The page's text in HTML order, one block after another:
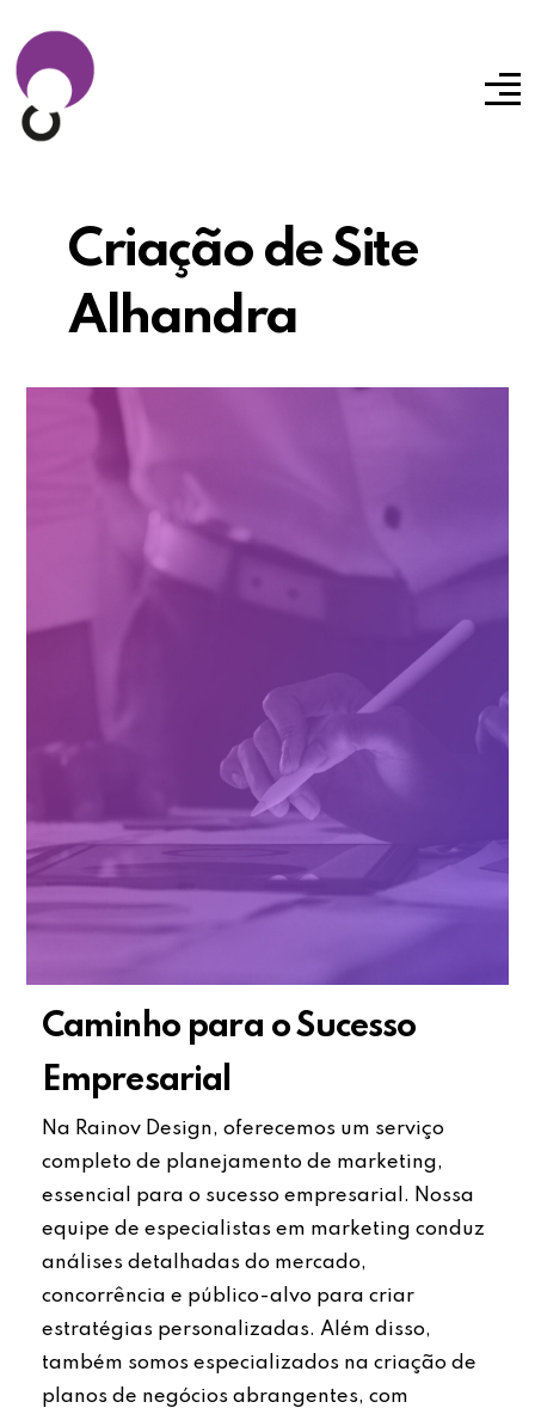
Criação de Site
Alhandra
Caminho para o Sucesso
Empresarial
Na Rainov Design, oferecemos um serviço
completo de planejamento de marketing,
essencial para o sucesso empresarial. Nossa
equipe de especialistas em marketing conduz
análises detalhadas do mercado,
concorrência e público-alvo para criar
estratégias personalizadas. Além disso,
também somos especializados na criação de
planos de negócios abrangentes, com